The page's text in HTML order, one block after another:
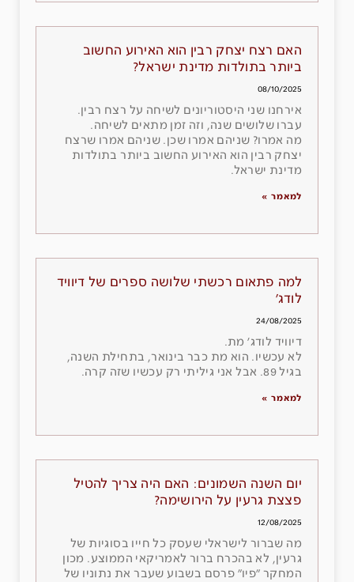
האם רצח יצחק רבין הוא האירוע החשוב
ביותר בתולדות מדינת ישראל?
08/10/2025
אירחנו שני היסטוריונים לשיחה על רצח רבין.
עברו שלושים שנה, וזה זמן מתאים לשיחה.
מה אמרו? שניהם אמרו שכן. שניהם אמרו שרצח
יצחק רבין הוא האירוע החשוב ביותר בתולדות
מדינת ישראל.
למאמר »
למה פתאום רכשתי שלושה ספרים של דיוויד
לודג׳
24/08/2025
דיוויד לודג׳ מת.
לא עכשיו. הוא מת כבר בינואר, בתחילת השנה,
בגיל 89. אבל אני גיליתי רק עכשיו שזה קרה.
למאמר »
יום השנה השמונים: האם היה צריך להטיל
פצצת גרעין על הירושימה?
12/08/2025
מה שברור לישראלי שעסק כל חייו בסוגיות של
גרעין, לא בהכרח ברור לאמריקאי הממוצע. מכון
המחקר ״פיו״ פרסם בשבוע שעבר את נתוניו של